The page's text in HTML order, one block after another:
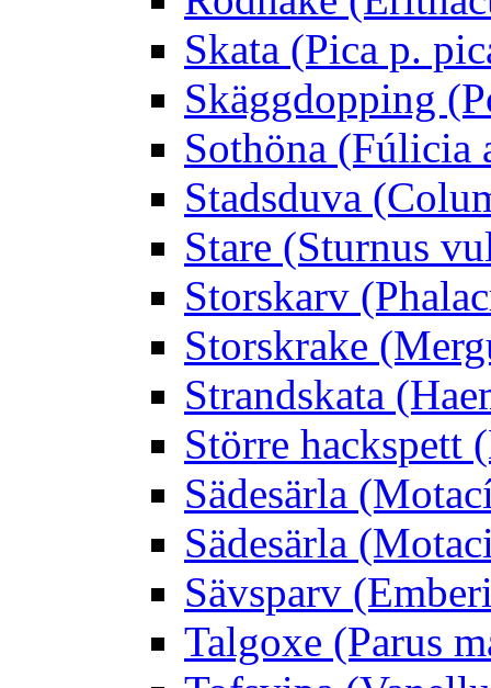
Skata (Pica p.
Skäggdopping
Sothöna (Fúlicia
Stadsduva
Stare (Sturnus
Storskarv
Storskrake
Strandskata
Större hackspett
Sädesärla
Sädesärla
Sävsparv
Talgoxe (Parus